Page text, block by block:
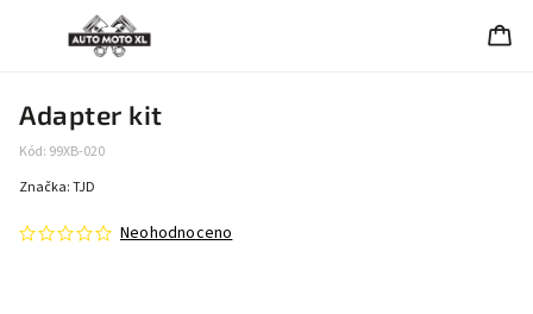
Adapter kit
Kód: 99XB-020
Neohodnoceno
Značka:TJD